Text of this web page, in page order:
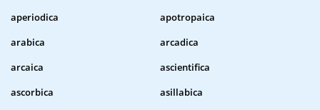
aperiodica
apotropaica
arabica
arcadica
arcaica
ascientifica
ascorbica
asillabica